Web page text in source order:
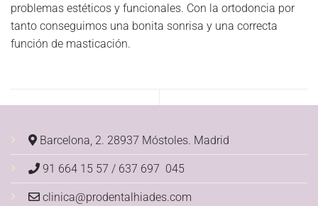
problemas estéticos y funcionales. Con la ortodoncia por
tanto conseguimos una bonita sonrisa y una correcta
función de masticación.
Barcelona, 2. 28937 Móstoles. Madrid
91 664 15 57 / 637 697 045
clinica@prodentalhiades.com